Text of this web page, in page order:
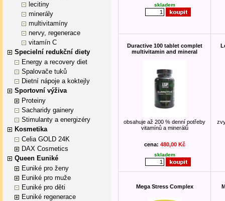
lecitiny
minerály
multivitamíny
nervy, regenerace
vitamín C
Specielní redukční diety
Energy a recovery diet
Spalovače tuků
Dietní nápoje a koktejly
Sportovní výživa
Proteiny
Sacharidy gainery
Stimulanty a energizéry
Kosmetika
Celia GOLD 24K
DAX Cosmetics
Queen Euniké
Euniké pro ženy
Euniké pro muže
Euniké pro děti
Euniké regenerace
skladem
Duractive 100 tablet complet
multivitamin and mineral
obsahuje až 200 % denní potřeby
vitamínů a minerálů
cena: 480,00 Kč
skladem
Mega Stress Complex